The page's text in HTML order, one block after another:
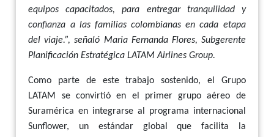
equipos capacitados, para entregar tranquilidad y
confianza a las familias colombianas en cada etapa
del viaje.”, señaló Maria Fernanda Flores, Subgerente
Planificación Estratégica LATAM Airlines Group.
Como parte de este trabajo sostenido, el Grupo
LATAM se convirtió en el primer grupo aéreo de
Suramérica en integrarse al programa internacional
Sunflower, un estándar global que facilita la